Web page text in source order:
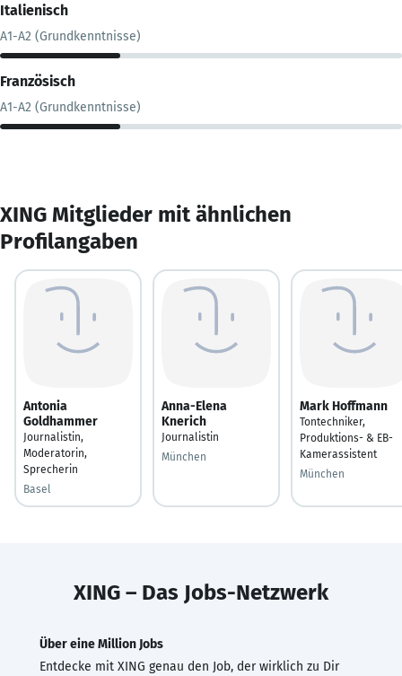
Italienisch
A1-A2 (Grundkenntnisse)
Französisch
A1-A2 (Grundkenntnisse)
XING Mitglieder mit ähnlichen
Profilangaben
Antonia
Goldhammer
Journalistin,
Moderatorin,
Sprecherin
Basel
Anna-Elena
Knerich
Journalistin
München
Mark Hoffmann
Tontechniker,
Produktions- & EB-
Kamerassistent
München
XING – Das Jobs-Netzwerk
Über eine Million Jobs
Entdecke mit XING genau den Job, der wirklich zu Dir